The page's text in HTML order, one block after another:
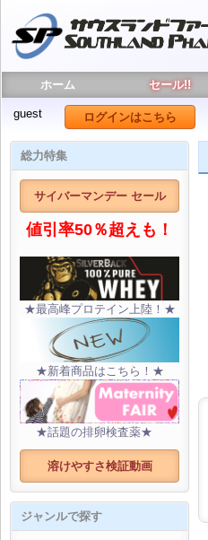
ホーム セール!!
guest ログインはこちら
総力特集
サイバーマンデー セール
値引率50％超えも！
★最高峰プロテイン上陸！★
★新着商品はこちら！★
★話題の排卵検査薬★
溶けやすさ検証動画
ジャンルで探す